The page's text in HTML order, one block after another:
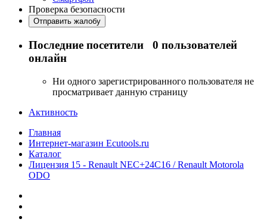
Проверка безопасности
Отправить жалобу
Последние посетители 0 пользователей
онлайн
Ни одного зарегистрированного пользователя не
просматривает данную страницу
Активность
Главная
Интернет-магазин Ecutools.ru
Каталог
Лицензия 15 - Renault NEC+24C16 / Renault Motorola
ODO